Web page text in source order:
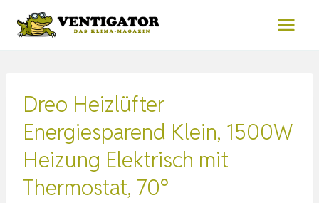
Inhalt
Dreo Heizlüfter
Energiesparend Klein, 1500W
Heizung Elektrisch mit
Thermostat, 70°